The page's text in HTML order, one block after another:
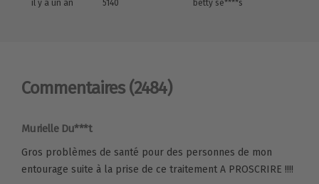
il y a un an 5140 betty se****s
Commentaires (2484)
Murielle Du***t
Gros problèmes de santé pour des personnes de mon
entourage suite à la prise de ce traitement A PROSCRIRE !!!!